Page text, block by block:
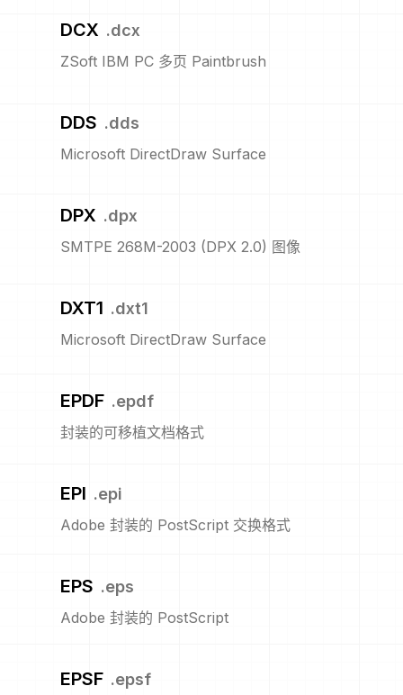
DCX .dcx
ZSoft IBM PC 多页 Paintbrush
DDS .dds
Microsoft DirectDraw Surface
DPX .dpx
SMTPE 268M-2003 (DPX 2.0) 图像
DXT1 .dxt1
Microsoft DirectDraw Surface
EPDF .epdf
封装的可移植文档格式
EPI .epi
Adobe 封装的 PostScript 交换格式
EPS .eps
Adobe 封装的 PostScript
EPSF .epsf